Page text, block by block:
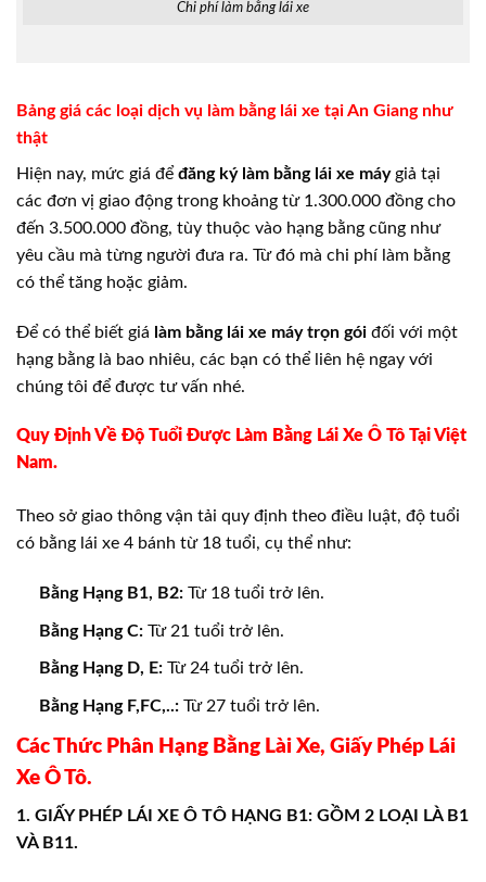
Chi phí làm bằng lái xe
Bảng giá các loại dịch vụ làm bằng lái xe tại An Giang như
thật
Hiện nay, mức giá để đăng ký làm bằng lái xe máy giả tại
các đơn vị giao động trong khoảng từ 1.300.000 đồng cho
đến 3.500.000 đồng, tùy thuộc vào hạng bằng cũng như
yêu cầu mà từng người đưa ra. Từ đó mà chi phí làm bằng
có thể tăng hoặc giảm.
Để có thể biết giá làm bằng lái xe máy trọn gói đối với một
hạng bằng là bao nhiêu, các bạn có thể liên hệ ngay với
chúng tôi để được tư vấn nhé.
Quy Định Về Độ Tuổi Được Làm Bằng Lái Xe Ô Tô Tại Việt
Nam.
Theo sở giao thông vận tải quy định theo điều luật, độ tuổi
có bằng lái xe 4 bánh từ 18 tuổi, cụ thể như:
Bằng Hạng B1, B2:Từ 18 tuổi trở lên.
Bằng Hạng C:Từ 21 tuổi trở lên.
Bằng Hạng D, E:Từ 24 tuổi trở lên.
Bằng Hạng F,FC,..:Từ 27 tuổi trở lên.
Các Thức Phân Hạng Bằng Lài Xe, Giấy Phép Lái
Xe Ô Tô.
1. GIẤY PHÉP LÁI XE Ô TÔ HẠNG B1: GỒM 2 LOẠI LÀ B1
VÀ B11.